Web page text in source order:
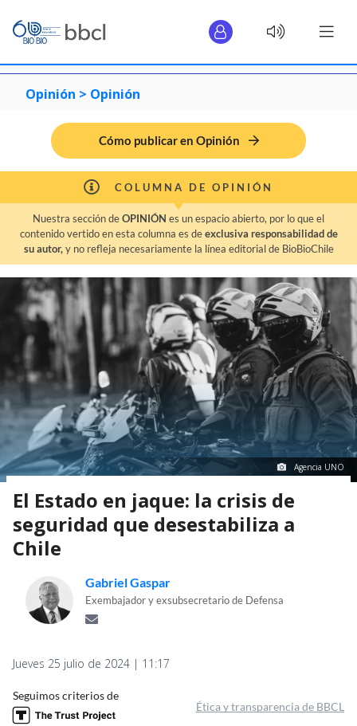
Opinión > Opinión
Cómo publicar en Opinión
COLUMNA DE OPINIÓN
Nuestra sección deOPINIÓN es un espacio abierto, por lo que el
contenido vertido en esta columna es deexclusiva responsabilidad de
su autor,y no refleja necesariamente la línea editorial de BioBioChile
Agencia UNO
El Estado en jaque: la crisis de
seguridad que desestabiliza a
Chile
Gabriel Gaspar
Exembajador y exsubsecretario de Defensa
Jueves 25 julio de 2024 | 11:17
Seguimos criterios de
Ética y transparencia de BBCL